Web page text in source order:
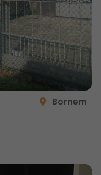
Bornem